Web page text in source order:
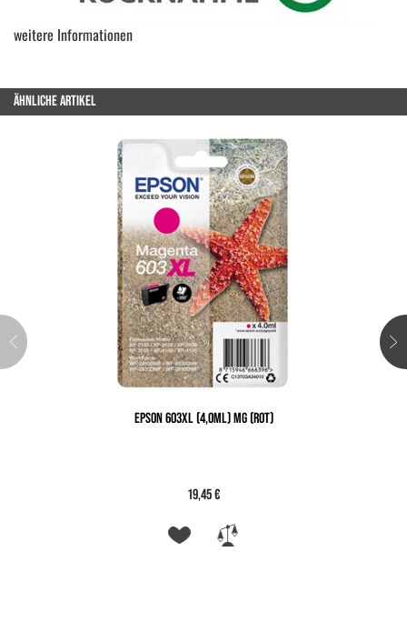
weitere Informationen
ÄHNLICHE ARTIKEL
EPSON 603XL (4,0ML) MG (ROT)
19,45 €